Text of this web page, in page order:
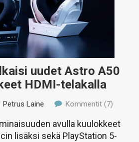
uudet Astro A50
HDMI-telakalla
Petrus Laine Kommentit (7)
avulla kuulokkeet
lisäksi sekä PlayStation 5-